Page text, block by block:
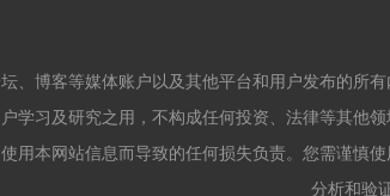
、博客等媒体账户以及其他平台和用户发布的
学习及研究之用，不构成任何投资、法律等其他
用本网站信息而导致的任何损失负责。您需谨慎
分析和验